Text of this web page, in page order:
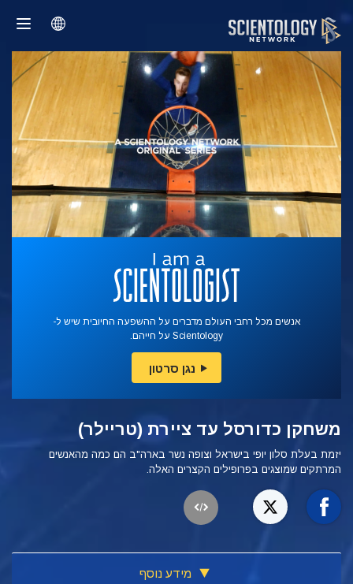
אנשים מכל רחבי העולם מדברים על ההשפעה החיובית שיש ל-
Scientology על חייהם.
נגן סרטון
משחקן כדורסל עד ציירת (טריילר)
יזמת בעלת סלון יופי בישראל וצופה נשר בארה"ב הם כמה מהאנשים
המרתקים שמוצגים בפרופילים הקצרים האלה.
מידע נוסף